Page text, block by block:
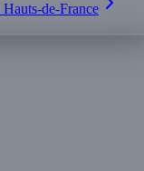
Hauts-de-France